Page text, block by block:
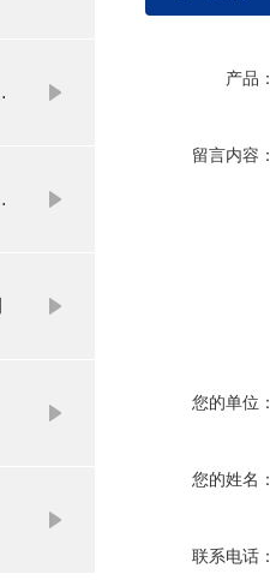
产品：
留言内容：
您的单位：
您的姓名：
联系电话：